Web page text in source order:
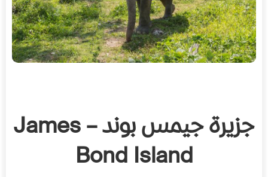
جزيرة جيمس بوند – James
Bond Island